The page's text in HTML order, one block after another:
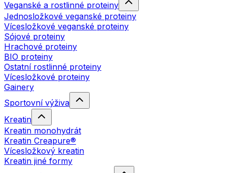
Veganské a rostlinné proteiny
Jednosložkové veganské proteiny
Vícesložkové veganské proteiny
Sójové proteiny
Hrachové proteiny
BIO proteiny
Ostatní rostlinné proteiny
Vícesložkové proteiny
Gainery
Sportovní výživa
Kreatin
Kreatin monohydrát
Kreatin Creapure®
Vícesložkový kreatin
Kreatin jiné formy